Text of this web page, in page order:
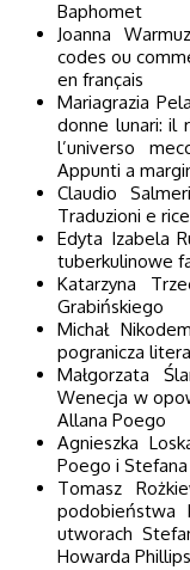
Baphomet
Joanna
codes ou
en français
Mariagrazia
donne lunari: il
l’universo
Appunti a
Claudio
Traduzioni e
Edyta Izabela
tuberkulinowe
Katarzyna
Grabińskiego
Michał
pogranicza
Małgorzata
Wenecja w
Allana Poego
Agnieszka
Poego i
Tomasz
podobieństwa
utworach
Howarda